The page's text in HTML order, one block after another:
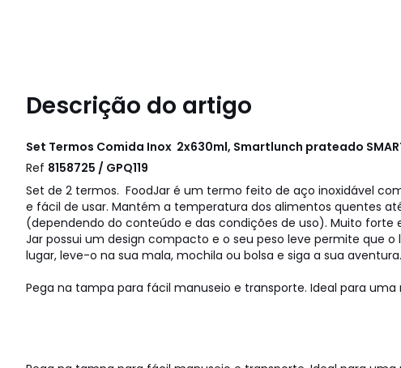
Descrição do artigo
Set Termos Comida Inox 2x630ml, Smartlunch prateado
Ref 8158725 / GPQ119
Set de 2 termos. FoodJar é um termo feito de aço inoxidável
e fácil de usar. Mantém a temperatura dos alimentos quentes
(dependendo do conteúdo e das condições de uso). Muito forte
Jar possui um design compacto e o seu peso leve permite que o
lugar, leve-o na sua mala, mochila ou bolsa e siga a sua
Pega na tampa para fácil manuseio e transporte. Ideal para uma